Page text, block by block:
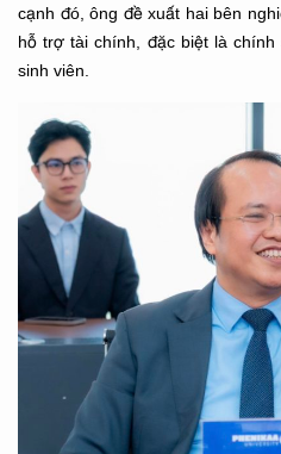
cạnh đó, ông đề xuất hai bên
hỗ trợ tài chính, đặc biệt là
sinh viên.